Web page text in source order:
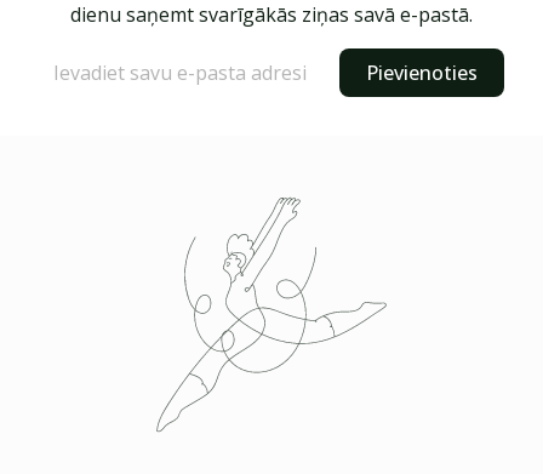
dienu saņemt svarīgākās ziņas savā e-pastā.
Pievienoties